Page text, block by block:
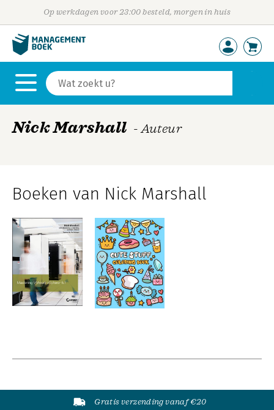
Op werkdagen voor 23:00 besteld, morgen in huis
Nick Marshall - Auteur
Boeken van Nick Marshall
Gratis verzending vanaf €20